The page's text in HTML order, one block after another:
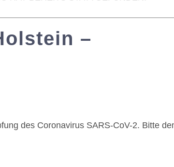
–
des Coronavirus SARS-CoV-2. Bitte